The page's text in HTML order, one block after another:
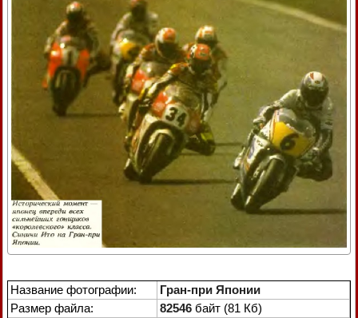
Название фотографии:
Гран-при Японии
Размер файла:
82546 байт (81 Кб)